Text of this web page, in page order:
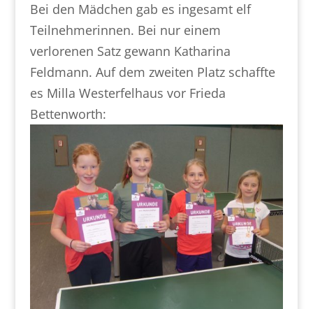
Bei den Mädchen gab es ingesamt elf
Teilnehmerinnen. Bei nur einem
verlorenen Satz gewann Katharina
Feldmann. Auf dem zweiten Platz schaffte
es Milla Westerfelhaus vor Frieda
Bettenworth: